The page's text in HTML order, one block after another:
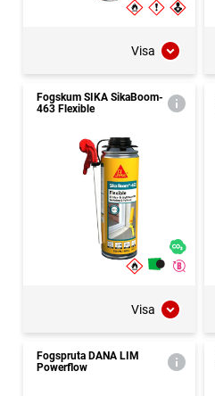
Visa
Fogskum SIKA SikaBoom-
463 Flexible
Visa
Fogspruta DANA LIM
Powerflow